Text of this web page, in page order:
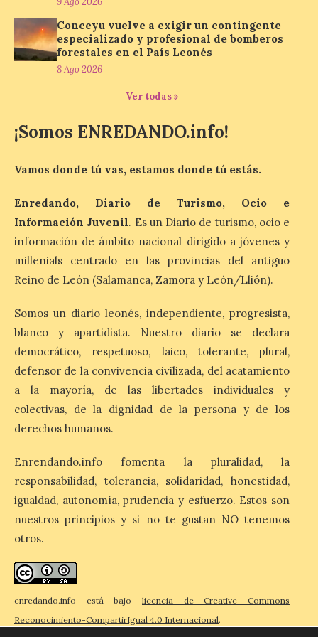
Recupera la memoria de
los monasterios como
espacios de acogida. La
iniciativa recorrerá cinco
vinculados al Camino de Santiago y
exposición itinerante de acceso libre. El
[…]
El delegado del Gobierno
participa en la XVII Feria
Agroalimentaria de El
Espino, una cita que pone
en valor los productos, la
gastronomía y la artesanía
del Bierzo
10 Ago 2026
Nicanor Sen reivindica en
del Gobierno de España
con los pueblos y el medio
capacidad de los pequeños municipios
para generar actividad económica, atraer
visitantes y mantener vivas sus
Cruz Roja concluye el
Gran Premio de La Bañeza
con 33 atenciones,
incluidos los 10 heridos en
los dos accidentes
registrados durante el fin
de semana
10 Ago 2026
Conceyu vuelve a exigir un contingente
especializado y profesional de bomberos
forestales en el País Leonés
8 Ago 2026
Ver todas »
¡Somos ENREDANDO.info!
Vamos donde tú vas, estamos donde tú estás.
Enredando, Diario de Turismo, Ocio e
Información Juvenil. Es un Diario de turismo, ocio e
información de ámbito nacional dirigido a jóvenes y
millenials centrado en las provincias del antiguo
Reino de León (Salamanca, Zamora y León/Llión).
Somos un diario leonés, independiente, progresista,
blanco y apartidista. Nuestro diario se declara
democrático, respetuoso, laico, tolerante, plural,
defensor de la convivencia civilizada, del acatamiento
a la mayoría, de las libertades individuales y
colectivas, de la dignidad de la persona y de los
derechos humanos.
Enrendando.info fomenta la pluralidad, la
responsabilidad, tolerancia, solidaridad, honestidad,
igualdad, autonomía, prudencia y esfuerzo. Estos son
nuestros principios y si no te gustan NO tenemos
otros.
enredando.info está bajo licencia de Creative Commons
Reconocimiento-CompartirIgual 4.0 Internacional.